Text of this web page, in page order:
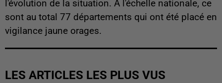
l'évolution de la situation. À l'échelle nationale, ce
sont au total 77 départements qui ont été placé en
vigilance jaune orages.
LES ARTICLES LES PLUS VUS